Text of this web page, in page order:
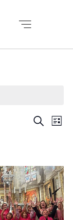
R
H
E
R
N
I
G
A
T
Liste